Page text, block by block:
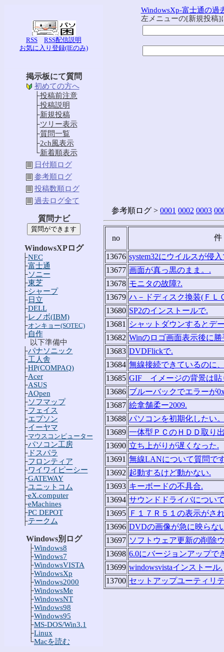
RSS
RSS配信説明
お気に入り登録(IEのみ)
WindowsXp-富士通の過
左メニューの[新規投稿]
掲示板にて質問
初めての方へ
├投稿前注意
├投稿説明
├新規投稿
├ツリー表示
├質問一覧
├2ch風表示
└新着順表示
日付順ログ
参考順ログ
投稿数順ログ
過去ログ全て
質問ナビ
WindowsXPログ
├NEC
├富士通
├ソニー
├東芝
├シャープ
├日立
├DELL
├レノボ(IBM)
├オンキョー(SOTEC)
├自作
以下準備中
├パナソニック
├工人舎
├HP(COMPAQ)
├Acer
├ASUS
├AOpen
├ソフマップ
├フェイス
├エプソン
├イーヤマ
├マウスコンピューター
├パソコン工房
├ドスパラ
├フロンティア
├ワイワイピーシー
├GATEWAY
├ユニットコム
├eX.computer
├eMachines
├PC DEPOT
├テークム
Windows別ログ
├Windows8
├Windows7
├WindowsVISTA
├WindowsXp
├Windows2000
├WindowsMe
├WindowsNT
├Windows98
├Windows95
├MS-DOS/Win3.1
├Linux
└Macを読む
参考順ログ > 0001 0002 0003
no
13676 system32にウイルスが侵
13677 画面が真っ黒のまま。.
13678 モニタの故障?.
13679 ハ－ドディスク換装(Ｆ
13680 SP2のインストールで.
13681
シャットダウンするとデ
13682 Winのロゴ画面表示後に
13683 DVDFlickで.
13684 無線接続できているのに
13685 GIF イメージの背景は貼
13686 ブルーバックでエラーが
13687 絵拿舗柔ー2009.
13688 パソコンを初期化したい
13689 一体型ＰＣのＨＤＤ取り
13690 立ち上がりが遅くなった.
13691 無線LANについて質問で
13692 起動するけど動かない.
13693 キーボードの不具合.
13694 サウンドドライバについ
13695 Ｆ１７Ｒ５１の表示がさ
13696 DVDの画像が急に映らな
13697 ソフトウェア更新の削除
13698 6.0にバージョンアップで
13699 windowsvistaインストール.
13700 セットアップユーティリ